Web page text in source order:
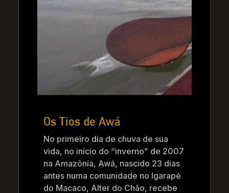
Os Tios de Awá
No primeiro dia de chuva de sua
vida, no início do “inverno” de 2007
na Amazônia, Awá, nascido 23 dias
antes numa comunidade no Igarapé
do Macaco, Alter do Chão, recebe